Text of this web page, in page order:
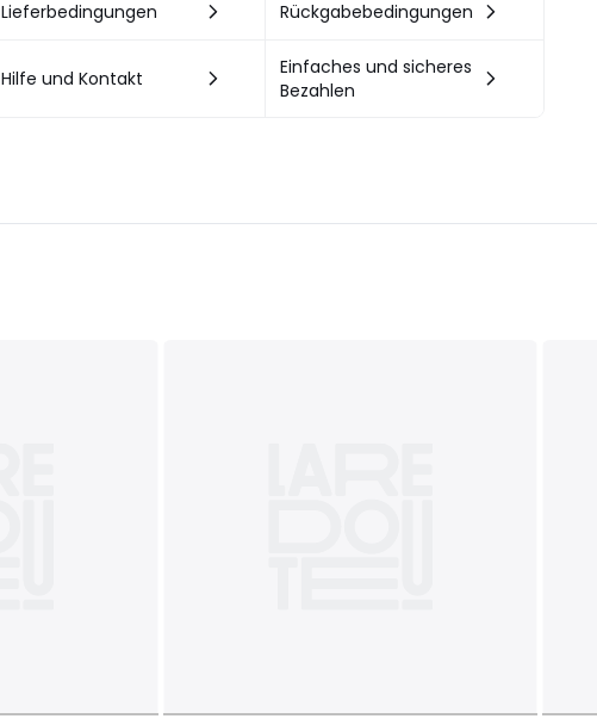
Lieferbedingungen Rückgabebedingungen
Hilfe und Kontakt
Einfaches und sicheres
Bezahlen